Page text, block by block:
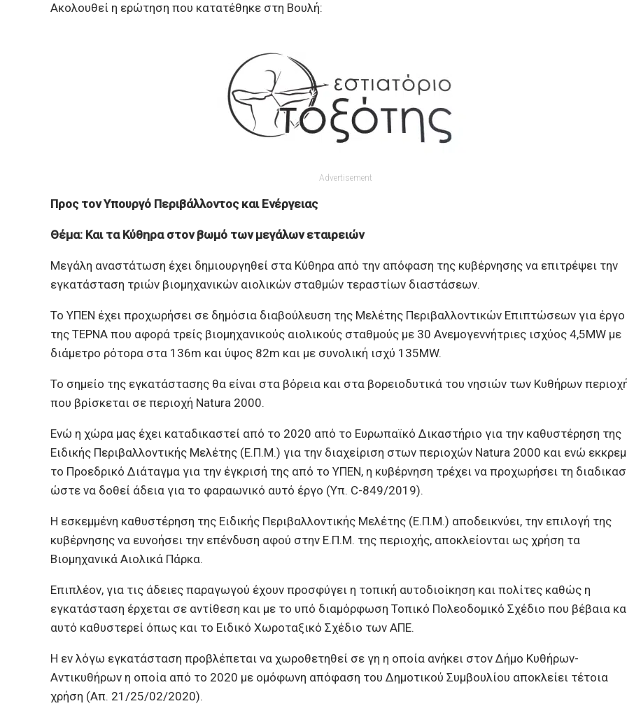
Ακολουθεί η ερώτηση που κατατέθηκε στη Βουλή:
Advertisement
Προς τον Υπουργό Περιβάλλοντος και Ενέργειας
Θέμα: Και τα Κύθηρα στον βωμό των μεγάλων εταιρειών
Μεγάλη αναστάτωση έχει δημιουργηθεί στα Κύθηρα από την απόφαση της κυβέρνησης να επιτρέψει την
εγκατάσταση τριών βιομηχανικών αιολικών σταθμών τεραστίων διαστάσεων.
Το ΥΠΕΝ έχει προχωρήσει σε δημόσια διαβούλευση της Μελέτης Περιβαλλοντικών Επιπτώσεων για έργο
της ΤΕΡΝΑ που αφορά τρείς βιομηχανικούς αιολικούς σταθμούς με 30 Ανεμογεννήτριες ισχύος 4,5ΜW με
διάμετρο ρότoρα στα 136m και ύψος 82m και με συνολική ισχύ 135MW.
Το σημείο της εγκατάστασης θα είναι στα βόρεια και στα βορειοδυτικά του νησιών των Κυθήρων
που βρίσκεται σε περιοχή Natura 2000.
Ενώ η χώρα μας έχει καταδικαστεί από το 2020 από το Ευρωπαϊκό Δικαστήριο για την καθυστέρηση της
Ειδικής Περιβαλλοντικής Μελέτης (Ε.Π.Μ.) για την διαχείριση στων περιοχών Natura 2000 και ενώ
το Προεδρικό Διάταγμα για την έγκρισή της από το ΥΠΕΝ, η κυβέρνηση τρέχει να προχωρήσει τη
ώστε να δοθεί άδεια για το φαραωνικό αυτό έργο (Υπ. C-849/2019).
Η εσκεμμένη καθυστέρηση της Ειδικής Περιβαλλοντικής Μελέτης (Ε.Π.Μ.) αποδεικνύει, την επιλογή της
κυβέρνησης να ευνοήσει την επένδυση αφού στην Ε.Π.Μ. της περιοχής, αποκλείονται ως χρήση τα
Βιομηχανικά Αιολικά Πάρκα.
Επιπλέον, για τις άδειες παραγωγού έχουν προσφύγει η τοπική αυτοδιοίκηση και πολίτες καθώς η
εγκατάσταση έρχεται σε αντίθεση και με το υπό διαμόρφωση Τοπικό Πολεοδομικό Σχέδιο που βέβαια
αυτό καθυστερεί όπως και το Ειδικό Χωροταξικό Σχέδιο των ΑΠΕ.
Η εν λόγω εγκατάσταση προβλέπεται να χωροθετηθεί σε γη η οποία ανήκει στον Δήμο Κυθήρων-
Αντικυθήρων η οποία από το 2020 με ομόφωνη απόφαση του Δημοτικού Συμβουλίου αποκλείει τέτοια
χρήση (Απ. 21/25/02/2020).